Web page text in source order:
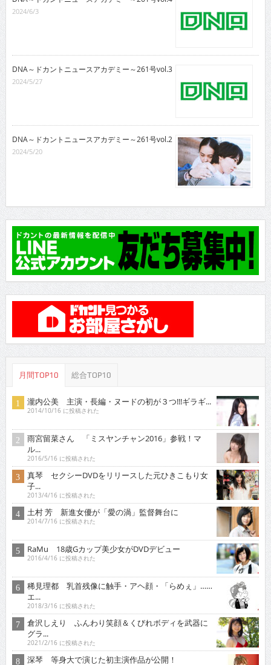
2024/6/3
DNA～ドカントニュースアカデミー～261号vol.3
2024/5/27
DNA～ドカントニュースアカデミー～261号vol.2
2024/5/20
月間TOP10 総合TOP10
瀧内公美 主演・長編・ヌードの初が３つ!!!ギラギ...
2014/10/16 に投稿された
雨宮留菜さん 「ミスヤンチャン2016」参戦！マ
ル...
2016/5/16 に投稿された
真琴 セクシーDVDをリリースした元ひきこもり女
子...
2013/4/16 に投稿された
土村 芳 新進女優が「愛の渦」監督舞台に
2014/7/16 に投稿された
RaMu 18歳Gカップ美少女がDVDデビュー
2016/4/16 に投稿された
稀見理都 乳首残像に触手・アヘ顔・「らめぇ」……
エ...
2018/3/16 に投稿された
倉沢しえり ふんわり笑顔＆くびれボディを武器に
グラ...
2021/2/16 に投稿された
深琴 等身大で演じた初主演作品が公開！